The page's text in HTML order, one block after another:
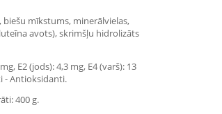
mīkstums, minerālvielas,
avots), skrimšļu hidrolizāts
E2 (jods): 4,3 mg, E4 (varš): 13
- Antioksidanti.
400 g.